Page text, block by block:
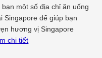
bạn một số địa chỉ ăn uống
Singapore để giúp bạn
hương vị Singapore
chi tiết